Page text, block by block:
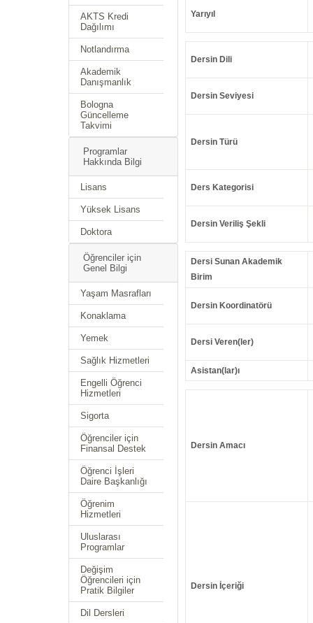
AKTS Kredi
Dağılımı
Notlandırma
Akademik
Danışmanlık
Bologna
Güncelleme
Takvimi
Programlar
Hakkında Bilgi
Lisans
Yüksek Lisans
Doktora
Öğrenciler için
Genel Bilgi
Yaşam Masrafları
Konaklama
Yemek
Sağlık Hizmetleri
Engelli Öğrenci
Hizmetleri
Sigorta
Öğrenciler için
Finansal Destek
Öğrenci İşleri
Daire Başkanlığı
Öğrenim
Hizmetleri
Uluslarası
Programlar
Değişim
Öğrencileri için
Pratik Bilgiler
Dil Dersleri
Yarıyıl
Dersin Dili
Dersin Seviyesi
Dersin Türü
Ders Kategorisi
Dersin Veriliş Şekli
Dersi Sunan Akademik
Birim
Dersin Koordinatörü
Dersi Veren(ler)
Asistan(lar)ı
Dersin Amacı
Dersin İçeriği